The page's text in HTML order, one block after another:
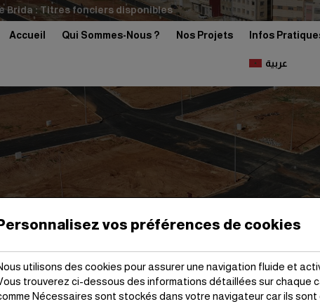
Accueil Qui Sommes-Nous ? Nos Projets Infos
عربية
Brida : Titres fonciers disponibles
vos préférences de cookies
utilisons des cookies pour assurer une navigation fluide et
trouverez ci-dessous des informations détaillées sur chaque
Nécessaires sont stockés dans votre navigateur car ils